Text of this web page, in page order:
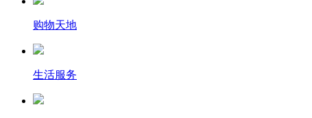
购物天地
生活服务